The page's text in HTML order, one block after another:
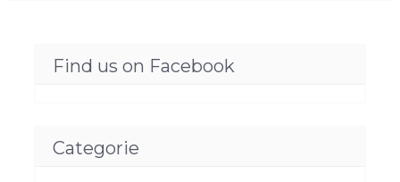
Find us on Facebook
Categorie